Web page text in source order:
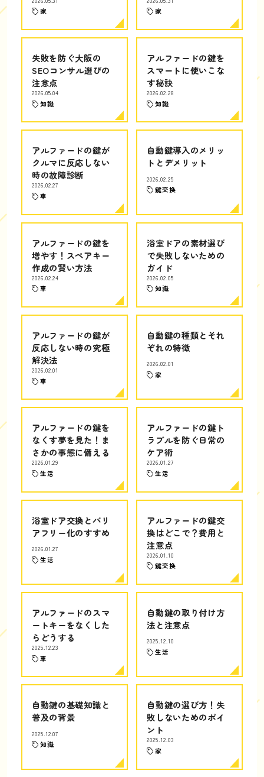
家 家
失敗を防ぐ大阪の
SEOコンサル選びの
注意点
2026.05.04
知識
アルファードの鍵を
スマートに使いこな
す秘訣
2026.02.28
知識
アルファードの鍵が
クルマに反応しない
時の故障診断
2026.02.27
車
自動鍵導入のメリッ
トとデメリット
2026.02.25
鍵交換
アルファードの鍵を
増やす！スペアキー
作成の賢い方法
2026.02.24
車
浴室ドアの素材選び
で失敗しないための
ガイド
2026.02.05
知識
アルファードの鍵が
反応しない時の究極
解決法
2026.02.01
車
自動鍵の種類とそれ
ぞれの特徴
2026.02.01
家
アルファードの鍵を
なくす夢を見た！ま
さかの事態に備える
2026.01.29
生活
アルファードの鍵ト
ラブルを防ぐ日常の
ケア術
2026.01.27
生活
浴室ドア交換とバリ
アフリー化のすすめ
2026.01.27
生活
アルファードの鍵交
換はどこで？費用と
注意点
2026.01.10
鍵交換
アルファードのスマ
ートキーをなくした
らどうする
2025.12.23
車
自動鍵の取り付け方
法と注意点
2025.12.10
生活
自動鍵の基礎知識と
普及の背景
2025.12.07
知識
自動鍵の選び方！失
敗しないためのポイ
ント
2025.12.03
家